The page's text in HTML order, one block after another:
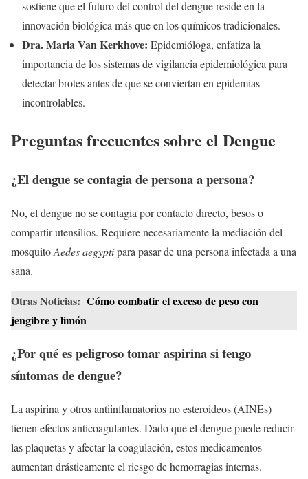
sostiene que el futuro del control del dengue reside en la
innovación biológica más que en los químicos tradicionales.
Dra. Maria Van Kerkhove: Epidemióloga, enfatiza la
importancia de los sistemas de vigilancia epidemiológica para
detectar brotes antes de que se conviertan en epidemias
incontrolables.
Preguntas frecuentes sobre el Dengue
¿El dengue se contagia de persona a persona?
No, el dengue no se contagia por contacto directo, besos o
compartir utensilios. Requiere necesariamente la mediación del
mosquitoAedes aegyptipara pasar de una persona infectada a una
sana.
Otras Noticias: Cómo combatir el exceso de peso con
jengibre y limón
¿Por qué es peligroso tomar aspirina si tengo
síntomas de dengue?
La aspirina y otros antiinflamatorios no esteroideos (AINEs)
tienen efectos anticoagulantes. Dado que el dengue puede reducir
las plaquetas y afectar la coagulación, estos medicamentos
aumentan drásticamente el riesgo de hemorragias internas.